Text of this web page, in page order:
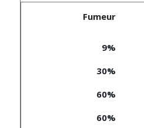
Fumeur
9%
30%
60%
60%